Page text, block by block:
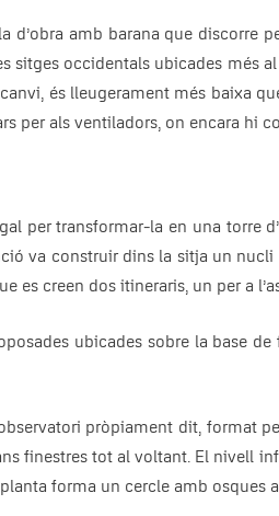
d’obra amb barana que
sitges occidentals ubicades més
és lleugerament més baixa
per als ventiladors, on encara hi
per transformar-la en una torre
va construir dins la sitja un
creen dos itineraris, un per a
ubicades sobre la base
pròpiament dit,
finestres tot al voltant. El nivell
forma un cercle amb osques